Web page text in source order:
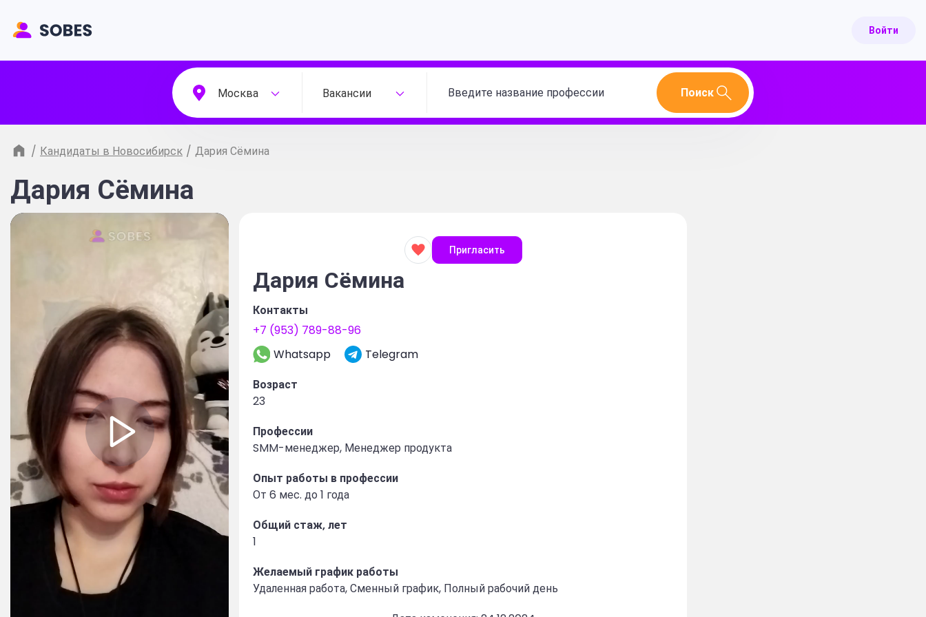
Войти
Москва Вакансии Поиск
/ Кандидаты в Новосибирск / Дария Сёмина
Дария Сёмина
Пригласить
Дария Сёмина
Контакты
+7 (953) 789-88-96
Whatsapp
Telegram
Возраст
23
Профессии
SMM-менеджер, Менеджер продукта
Опыт работы в профессии
От 6 мес. до 1 года
Общий стаж, лет
1
Желаемый график работы
Удаленная работа, Сменный график, Полный рабочий день